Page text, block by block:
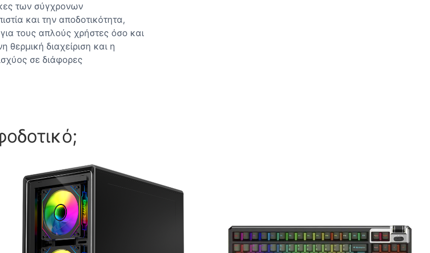
των σύγχρονων
και την αποδοτικότητα,
τους απλούς χρήστες όσο και
διαχείριση και η
σε διάφορες